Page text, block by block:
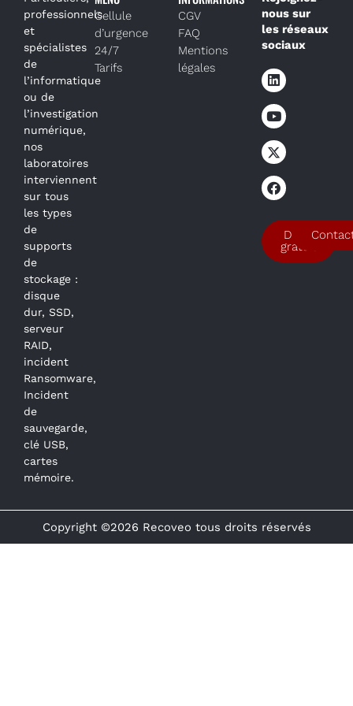
professionnels
et
spécialistes
de
l’informatique
ou de
l’investigation
numérique,
nos
laboratoires
interviennent
sur tous
les types
de
supports
de
stockage :
disque
dur, SSD,
serveur
RAID,
incident
Ransomware,
Incident
de
sauvegarde,
clé USB,
cartes
mémoire.
Cellule
d’urgence
24/7
Tarifs
CGV
FAQ
Mentions
légales
nous sur
les réseaux
sociaux
Devis
gratuit
Copyright ©2026 Recoveo tous droits réservés